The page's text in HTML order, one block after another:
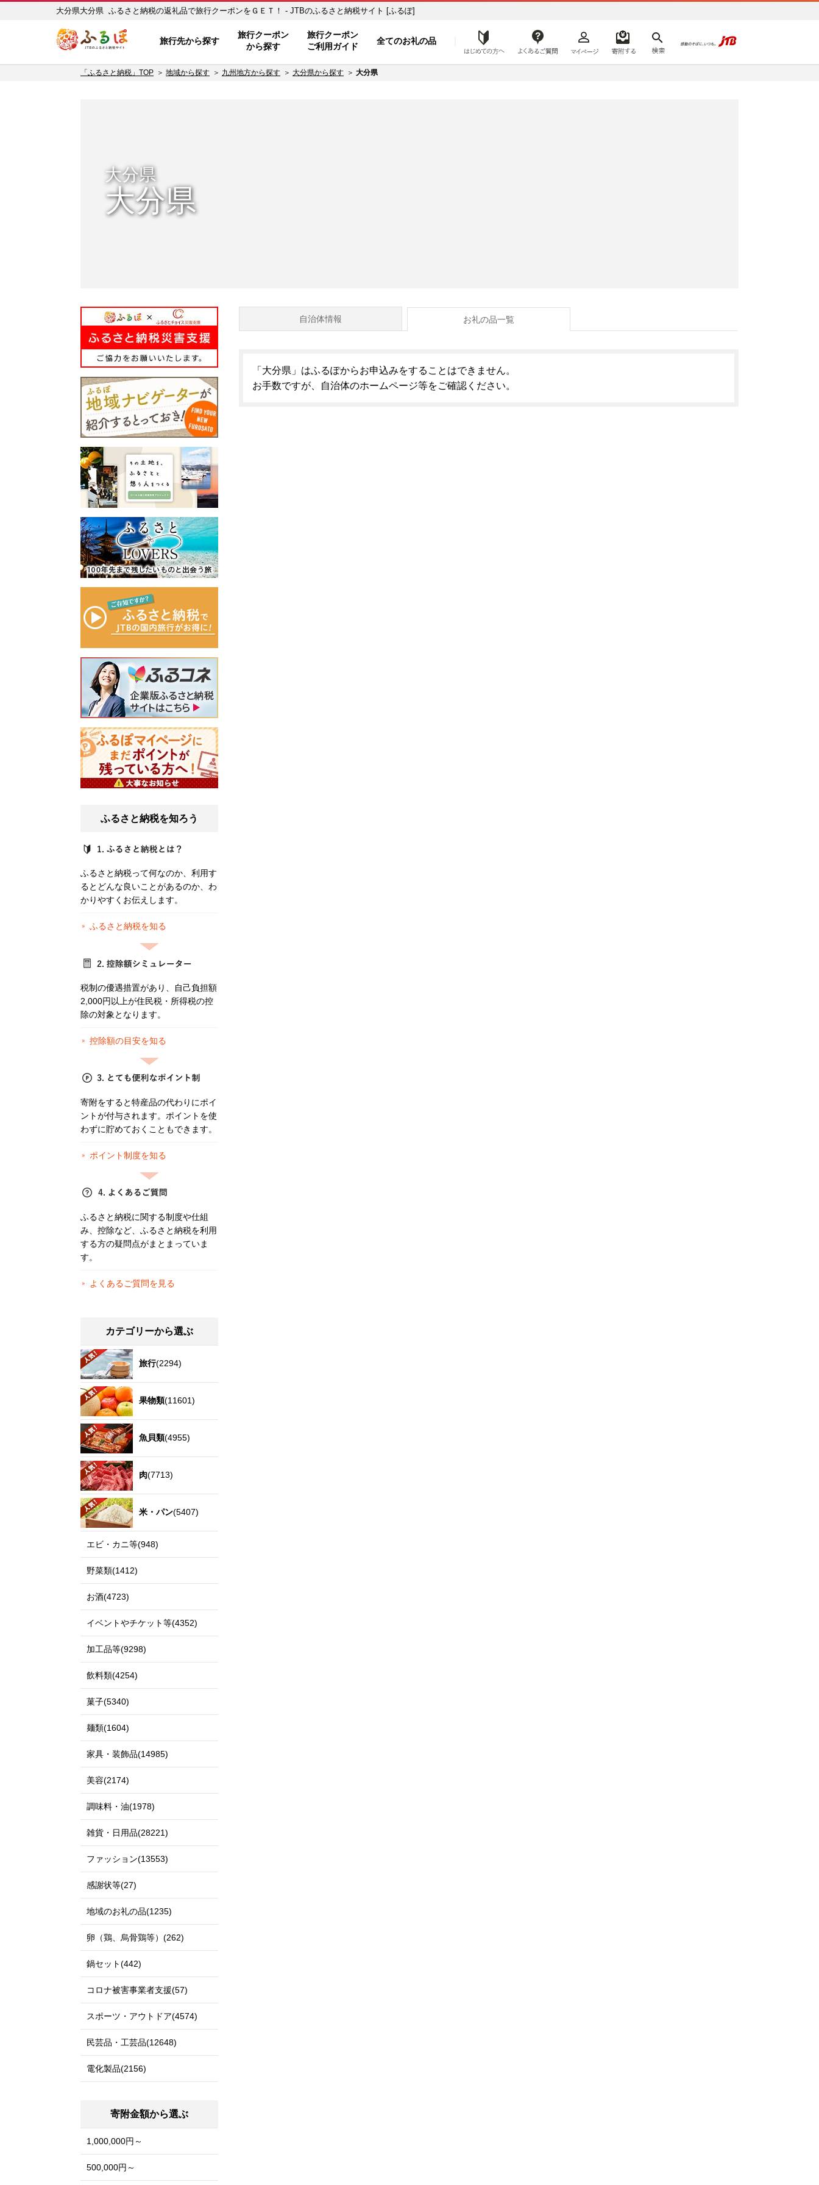
大分県大分県 ふるさと納税の返礼品で旅行クーポンをＧＥＴ！ - JTBのふるさと納税サイト [ふるぽ]
旅行先から探す
旅行クーポン
から探す
旅行クーポン
ご利用ガイド
全てのお礼の品 はじめての方へ
「ふるさと納税」TOP 地域から探す 九州地方から探す 大分県から探す 大分県
大分県
大分県
自治体情報 お礼の品一覧
「大分県」はふるぽからお申込みをすることはできません。
お手数ですが、自治体のホームページ等をご確認ください。
ふるさと納税を知ろう
ふるさと納税って何なのか、利用す
るとどんな良いことがあるのか、わ
かりやすくお伝えします。
ふるさと納税を知る
税制の優遇措置があり、自己負担額
2,000円以上が住民税・所得税の控
除の対象となります。
控除額の目安を知る
寄附をすると特産品の代わりにポイ
ントが付与されます。ポイントを使
わずに貯めておくこともできます。
ポイント制度を知る
ふるさと納税に関する制度や仕組
み、控除など、ふるさと納税を利用
する方の疑問点がまとまっていま
す。
よくあるご質問を見る
カテゴリーから選ぶ
旅行(2294)
果物類(11601)
魚貝類(4955)
肉(7713)
米・パン(5407)
エビ・カニ等(948)
野菜類(1412)
お酒(4723)
イベントやチケット等(4352)
加工品等(9298)
飲料類(4254)
菓子(5340)
麺類(1604)
家具・装飾品(14985)
美容(2174)
調味料・油(1978)
雑貨・日用品(28221)
ファッション(13553)
感謝状等(27)
地域のお礼の品(1235)
卵（鶏、烏骨鶏等）(262)
鍋セット(442)
コロナ被害事業者支援(57)
スポーツ・アウトドア(4574)
民芸品・工芸品(12648)
電化製品(2156)
寄附金額から選ぶ
1,000,000円～
500,000円～